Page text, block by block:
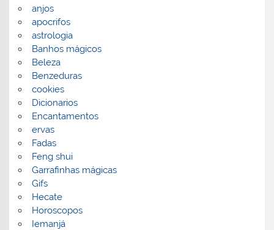
anjos
apocrifos
astrologia
Banhos mágicos
Beleza
Benzeduras
cookies
Dicionarios
Encantamentos
ervas
Fadas
Feng shui
Garrafinhas mágicas
Gifs
Hecate
Horoscopos
Iemanjá